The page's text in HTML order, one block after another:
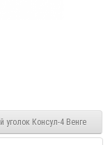
Кухонный уголок Консул-4 Венге